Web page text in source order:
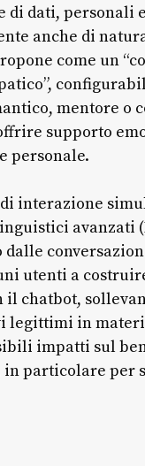
di dati, personali
anche di
come un
mentore o
supporto
personale.
interazione
avanzati
dalle
utenti a
il chatbot,
legittimi in
impatti sul
in particolare per